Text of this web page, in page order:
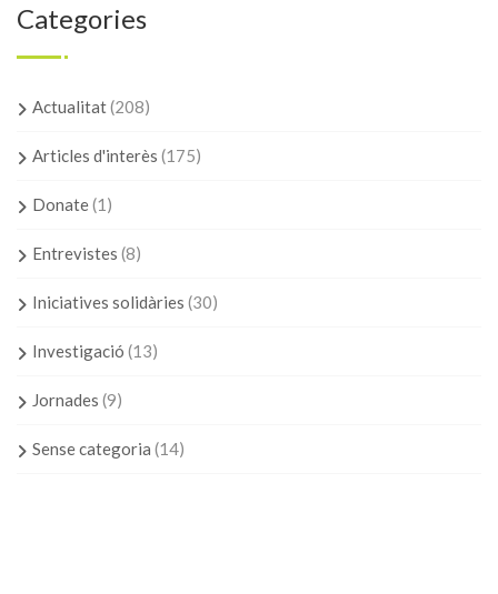
Categories
Actualitat(208)
Articles d'interès (175)
Donate(1)
Entrevistes (8)
Iniciatives solidàries (30)
Investigació (13)
Jornades (9)
Sense categoria (14)